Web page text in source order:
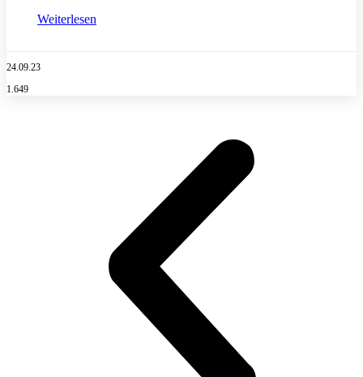
Weiterlesen
24.09.23
1.649